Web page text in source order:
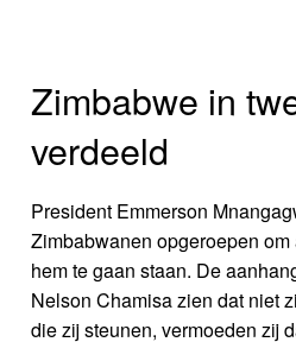
Zimbabwe in
verdeeld
President Emmerson
Zimbabwanen opgeroepen
hem te gaan staan. De
Nelson Chamisa zien dat niet
die zij steunen, vermoeden zij